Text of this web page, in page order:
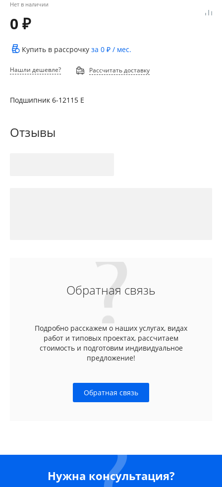
Нет в наличии
0 ₽
Купить в рассрочку за 0 ₽ / мес.
Нашли дешевле? Рассчитать доставку
Подшипник 6-12115 Е
Отзывы
Обратная связь
Подробно расскажем о наших услугах, видах
работ и типовых проектах, рассчитаем
стоимость и подготовим индивидуальное
предложение!
Обратная связь
Нужна консультация?